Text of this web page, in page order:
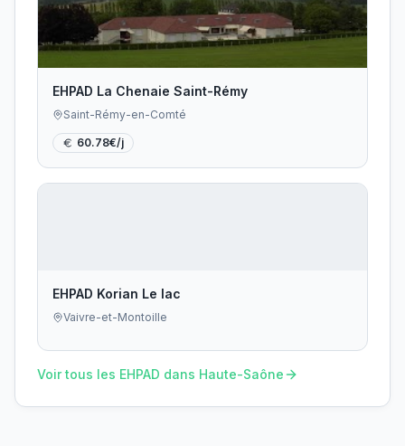
EHPAD La Chenaie Saint-Rémy
Saint-Rémy-en-Comté
60.78€/j
EHPAD Korian Le lac
Vaivre-et-Montoille
Voir tous les EHPAD dans Haute-Saône